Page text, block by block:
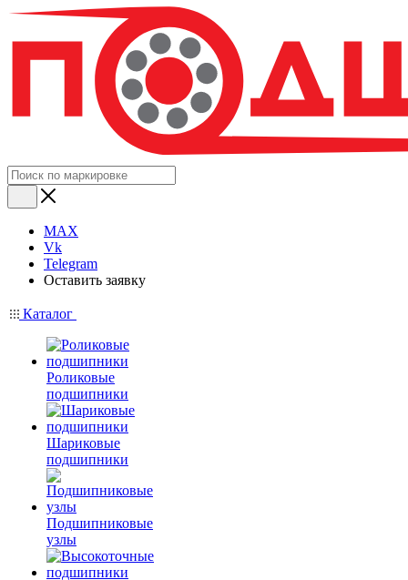
MAX
Vk
Telegram
Оставить заявку
Каталог
Роликовые
подшипники
Шариковые
подшипники
Подшипниковые
узлы